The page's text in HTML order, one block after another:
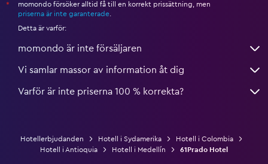
*
momondo försöker alltid få till en korrekt prissättning, men
priserna är inte garanterade
Detta är varför:
momondo är inte försäljaren
Vi samlar massor av information åt dig
Varför är inte priserna 100 % korrekta?
Hotellerbjudanden Hotell i Sydamerika
Hotell i Colombia
Hotell i Antioquia
Hotell i Medellín 61Prado Hotel